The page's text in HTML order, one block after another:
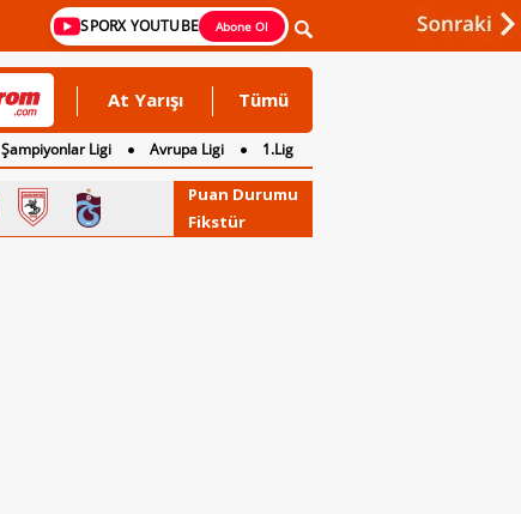
SPORX YOUTUBE Abone Ol
At Yarışı Tümü
Şampiyonlar Ligi Avrupa Ligi
1.Lig
Puan Durumu
Fikstür